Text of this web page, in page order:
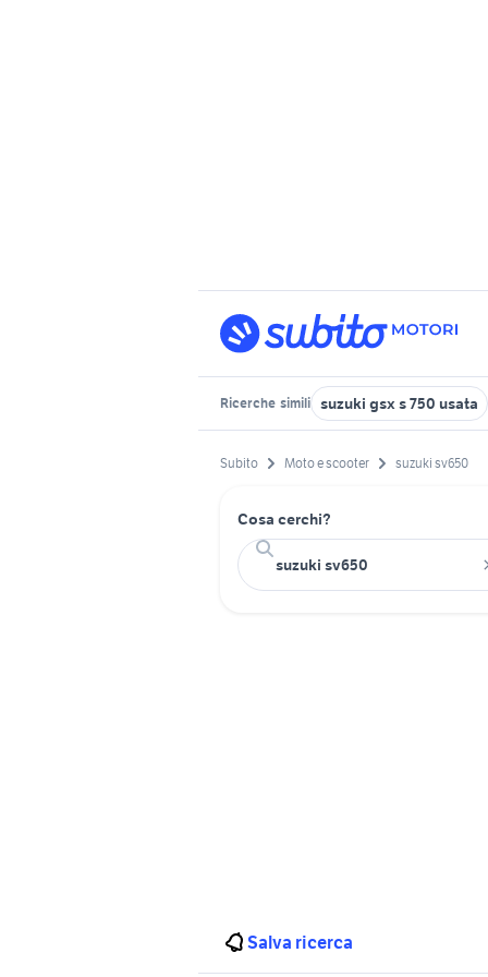
Ricerche simili suzuki gsx s 750 usata
Subito Moto e scooter suzuki sv650
Cosa cerchi?
Salva ricerca